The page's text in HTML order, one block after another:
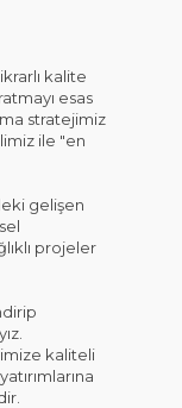
kalite
esas
stratejimiz
ile "en
gelişen
projeler
kaliteli